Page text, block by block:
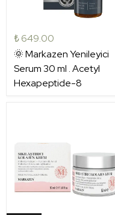
₺ 649.00
🌞 Markazen Yenileyici
Serum 30 ml . Acetyl
Hexapeptide-8